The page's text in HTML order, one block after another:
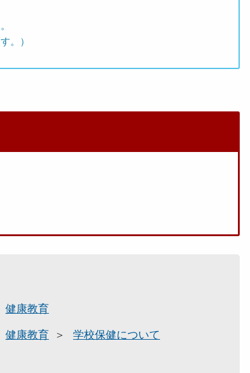
。）
健康教育
健康教育 学校保健について